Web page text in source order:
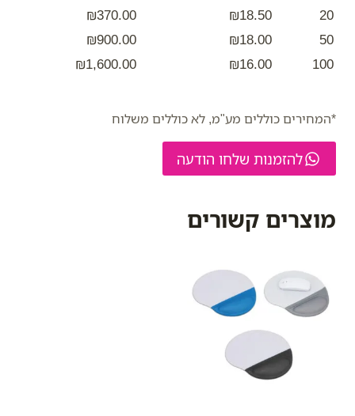
20
₪18.50
₪370.00
50
₪18.00
₪900.00
100
₪16.00
₪1,600.00
*המחירים כוללים מע"מ, לא כוללים משלוח
להזמנות שלחו הודעה
מוצרים קשורים